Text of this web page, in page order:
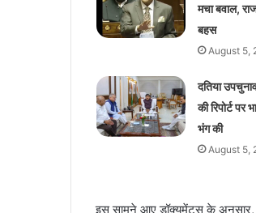
मचा बवाल,
बहस
August 5,
दतिया
की रिपोर्ट पर
भंग की
August 5,
इस सामने आए डॉक्यूमेंट्स के अनुसार,